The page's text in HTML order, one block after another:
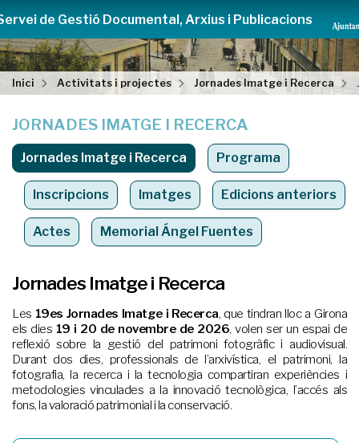
de Gestió Documental, Arxius i Publicacions
Inici Activitats i projectes Jornades Imatge i Recerca
JORNADES IMATGE I RECERCA
Jornades Imatge i Recerca Programa
Inscripcions Imatges Edicions anteriors
Actes Memorial Ángel Fuentes
Jornades Imatge i Recerca
Les 19es Jornades Imatge i Recerca, que tindran lloc a Girona
els dies 19 i 20 de novembre de 2026, volen ser un espai de
reflexió sobre la gestió del patrimoni fotogràfic i audiovisual.
Durant dos dies, professionals de l’arxivística, el patrimoni, la
fotografia, la recerca i la tecnologia compartiran experiències i
metodologies vinculades a la innovació tecnològica, l’accés als
fons, la valoració patrimonial i la conservació.